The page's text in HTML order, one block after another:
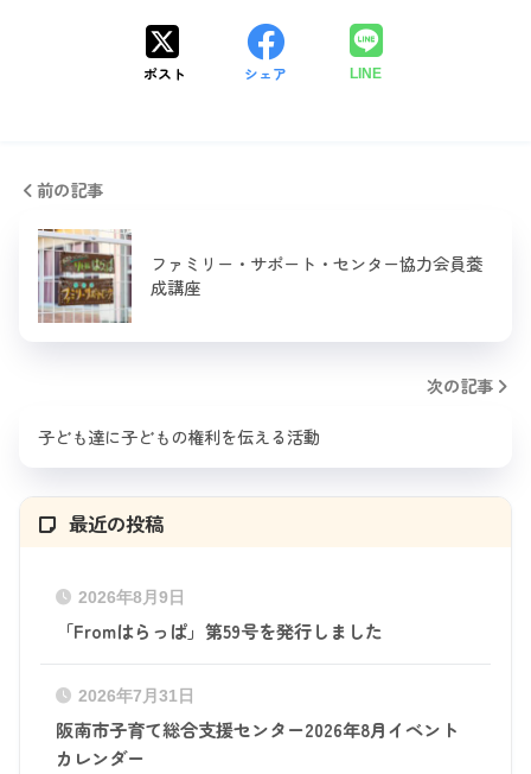
ポスト シェア LINE
前の記事
ファミリー・サポート・センター協力会員養
成講座
次の記事
子ども達に子どもの権利を伝える活動
最近の投稿
2026年8月9日
「Fromはらっぱ」第59号を発行しました
2026年7月31日
阪南市子育て総合支援センター2026年8月イベント
カレンダー